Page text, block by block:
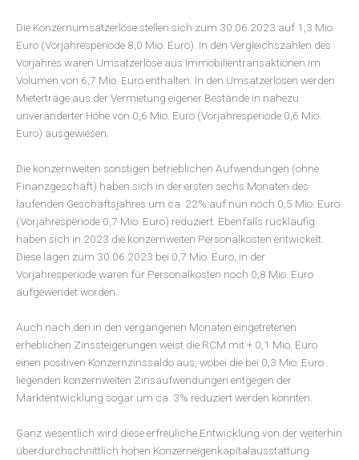
Die Konzernumsatzerlöse stellen sich zum 30.06.2023 auf 1,3 Mio.
Euro (Vorjahresperiode 8,0 Mio. Euro). In den Vergleichszahlen des
Vorjahres waren Umsatzerlöse aus Immobilientransaktionen im
Volumen von 6,7 Mio. Euro enthalten. In den Umsatzerlösen werden
Mieterträge aus der Vermietung eigener Bestände in nahezu
unveränderter Höhe von 0,6 Mio. Euro (Vorjahresperiode 0,6 Mio.
Euro) ausgewiesen.
Die konzernweiten sonstigen betrieblichen Aufwendungen (ohne
Finanzgeschäft) haben sich in der ersten sechs Monaten des
laufenden Geschäftsjahres um ca. 22% auf nun noch 0,5 Mio. Euro
(Vorjahresperiode 0,7 Mio. Euro) reduziert. Ebenfalls rückläufig
haben sich in 2023 die konzernweiten Personalkosten entwickelt.
Diese lagen zum 30.06.2023 bei 0,7 Mio. Euro, in der
Vorjahresperiode waren für Personalkosten noch 0,8 Mio. Euro
aufgewendet worden.
Auch nach den in den vergangenen Monaten eingetretenen
erheblichen Zinssteigerungen weist die RCM mit + 0,1 Mio. Euro
einen positiven Konzernzinssaldo aus, wobei die bei 0,3 Mio. Euro
liegenden konzernweiten Zinsaufwendungen entgegen der
Marktentwicklung sogar um ca. 3% reduziert werden konnten.
Ganz wesentlich wird diese erfreuliche Entwicklung von der weiterhin
überdurchschnittlich hohen Konzerneigenkapitalausstattung